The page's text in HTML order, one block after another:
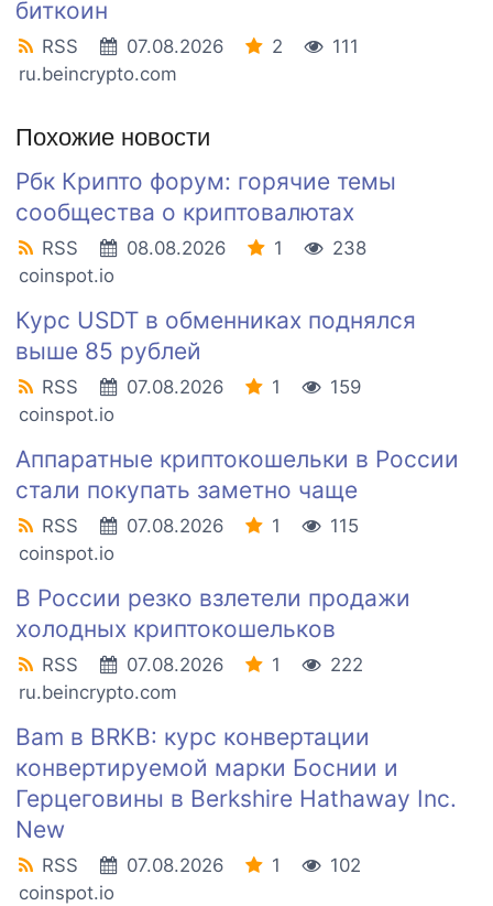
биткоин
RSS 07.08.2026 2
111
ru.beincrypto.com
Похожие новости
Рбк Крипто форум: горячие темы
сообщества о криптовалютах
RSS 08.08.2026 1
238
coinspot.io
Курс USDT в обменниках поднялся
выше 85 рублей
RSS 07.08.2026 1
159
coinspot.io
Аппаратные криптокошельки в России
стали покупать заметно чаще
RSS 07.08.2026 1
115
coinspot.io
В России резко взлетели продажи
холодных криптокошельков
RSS 07.08.2026 1
222
ru.beincrypto.com
Bam в BRKB: курс конвертации
конвертируемой марки Боснии и
Герцеговины в Berkshire Hathaway Inc.
New
RSS 07.08.2026 1
102
coinspot.io